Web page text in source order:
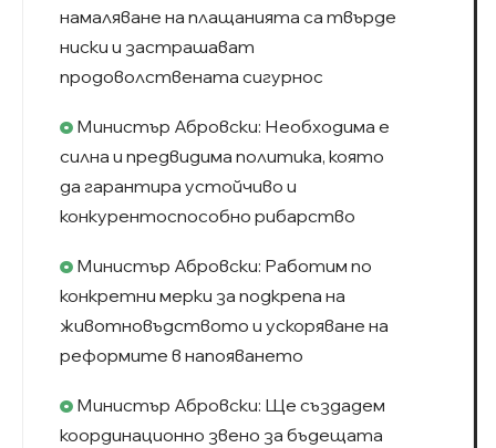
намаляване на плащанията са твърде
ниски и застрашават
продоволствената сигурнос
Министър Абровски: Необходима е
силна и предвидима политика, която
да гарантира устойчиво и
конкурентоспособно рибарство
Министър Абровски: Работим по
конкретни мерки за подкрепа на
животновъдството и ускоряване на
реформите в напояването
Министър Абровски: Ще създадем
координационно звено за бъдещата